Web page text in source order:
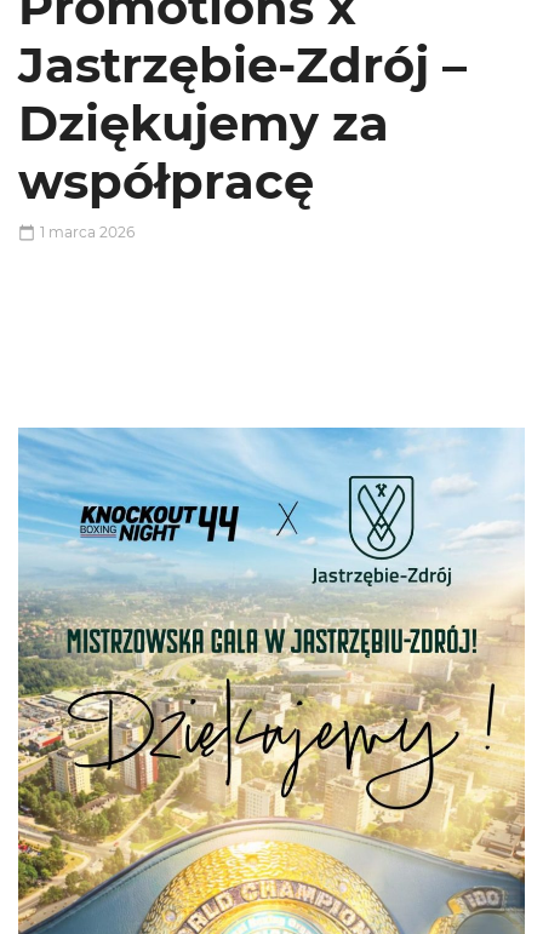
Jastrzębie-Zdrój –
Dziękujemy za
współpracę
1 marca 2026